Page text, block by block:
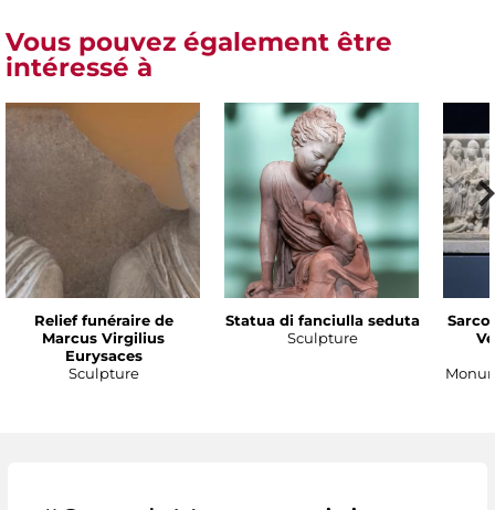
Vous pouvez également être
intéressé à
Relief funéraire de
Marcus Virgilius
Eurysaces
Sculpture
Statua di fanciulla seduta
Sculpture